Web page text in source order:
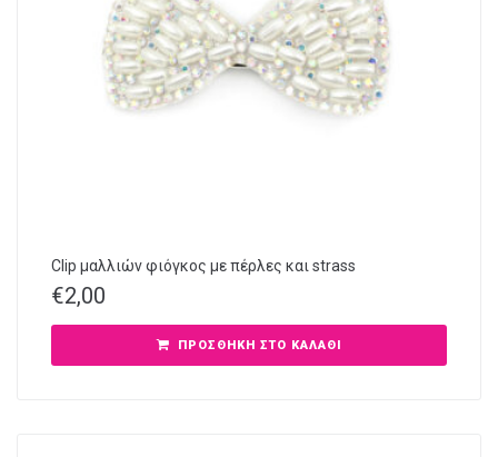
Clip μαλλιών φιόγκος με πέρλες και strass
€2,00
ΠΡΟΣΘΉΚΗ ΣΤΟ ΚΑΛΆΘΙ